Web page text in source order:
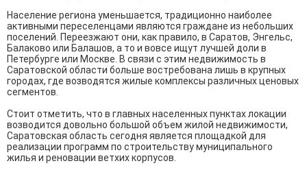
Население региона уменьшается, традиционно наиболее
активными переселенцами являются граждане из небольших
поселений. Переезжают они, как правило, в Саратов, Энгельс,
Балаково или Балашов, а то и вовсе ищут лучшей доли в
Петербурге или Москве. В связи с этим недвижимость в
Саратовской области больше востребована лишь в крупных
городах, где возводятся жилые комплексы различных ценовых
сегментов.
Стоит отметить, что в главных населенных пунктах локации
возводится довольно большой объем жилой недвижимости,
Саратовская область сегодня является площадкой для
реализации программ по строительству муниципального
жилья и реновации ветхих корпусов.